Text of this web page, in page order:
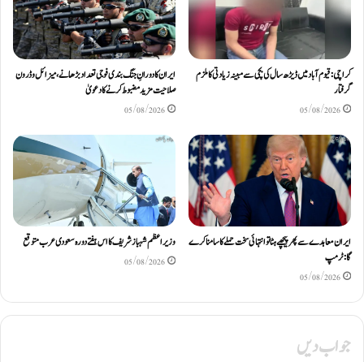
کراچی: قیوم آباد میں ڈیڑھ سال کی بچی سے مبینہ زیادتی کا ملزم
گرفتار
05/08/2026
ایران کا دورانِ جنگ بندی فوجی تعداد بڑھانے، میزائل و ڈرون
صلاحیت مزید مضبوط کرنے کا دعویٰ
05/08/2026
ایران معاہدے سے پھر پیچھے ہٹا تو انتہائی سخت حملے کا سامنا کرے
گا: ٹرمپ
05/08/2026
وزیراعظم شہباز شریف کا اس ہفتے دورہ سعودی عرب متوقع
05/08/2026
جواب دیں